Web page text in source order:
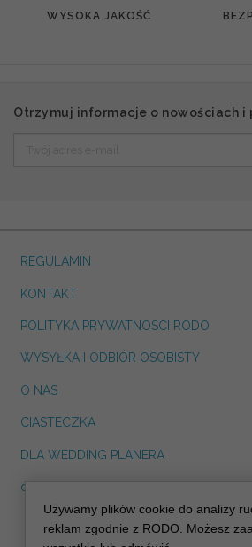
WYSOKA JAKOŚĆ
Otrzymuj informacje o nowościach i
REGULAMIN
KONTAKT
POLITYKA PRYWATNOSCI RODO
WYSYŁKA I ODBIÓR OSOBISTY
O NAS
CIASTECZKA
DLA WEDDING PLANERA
dreskot.com
info@decoris.pl
Używamy plików cookie do analizy
reklam zgodnie z RODO. Możesz